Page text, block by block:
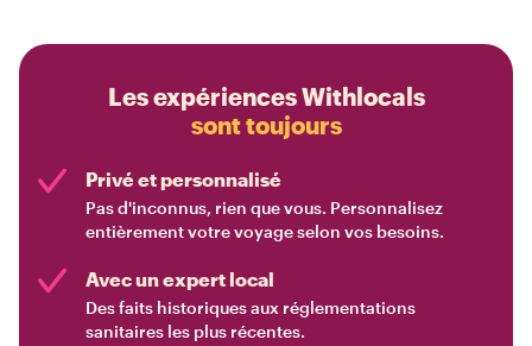
Les expériences Withlocals
sont toujours
Privé et personnalisé
Pas d'inconnus, rien que vous. Personnalisez
entièrement votre voyage selon vos besoins.
Avec un expert local
Des faits historiques aux réglementations
sanitaires les plus récentes.